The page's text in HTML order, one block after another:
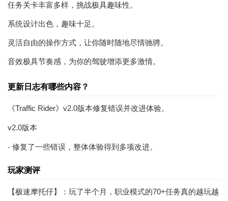
任务关卡丰富多样，挑战极具趣味性。
系统设计出色，趣味十足。
灵活自由的操作方式，让你随时随地尽情驰骋。
音效极具节奏感，为你的驾驶增添更多激情。
更新日志有哪些内容？
《Traffic Rider》v2.0版本修复错误并改进体验。
v2.0版本
- 修复了一些错误，整体体验得到多项改进。
玩家测评
【极速摩托仔】：玩了半个月，职业模式的70+任务真的越玩越